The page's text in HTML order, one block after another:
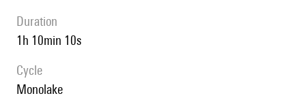
duration
1h 10min 10s
Cycle
Monolake